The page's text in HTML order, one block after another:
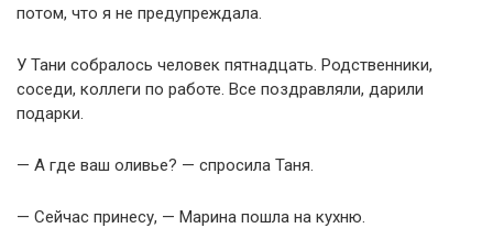
потом, что я не предупреждала.
У Тани собралось человек пятнадцать. Родственники,
соседи, коллеги по работе. Все поздравляли, дарили
подарки.
— А где ваш оливье? — спросила Таня.
— Сейчас принесу, — Марина пошла на кухню.